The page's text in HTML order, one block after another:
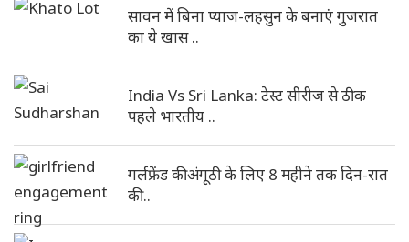
सावन में बिना प्याज-लहसुन के बनाएं गुजरात
का ये खास ..
India Vs Sri Lanka: टेस्ट सीरीज से ठीक
पहले भारतीय ..
गर्लफ्रेंड की अंगूठी के लिए 8 महीने तक दिन-रात
की ..